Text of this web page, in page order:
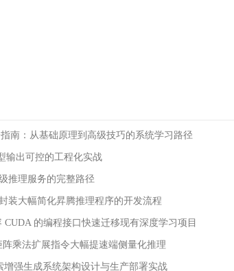
南：从基础原理到高级技巧的系统学习路径
输出可控的工程化实战
推理服务的完整路径
装大幅简化昇腾推理程序的开发流程
的编程接口快速迁移现有深度学习项目
乘法扩展指令大幅提速端侧量化推理
增强生成系统架构设计与生产部署实战